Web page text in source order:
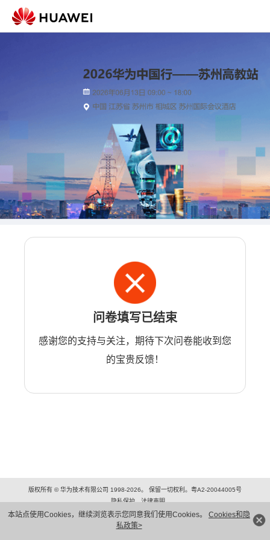
本站点使用Cookies，继续浏览表示您同意我们使用Cookies。 Cookies和隐
私政策>
问卷填写已结束
感谢您的支持与关注，期待下次问卷能收到您
的宝贵反馈！
版权所有 © 华为技术有限公司 1998-2026。 保留一切权利。粤A2-20044005号
隐私保护
法律声明